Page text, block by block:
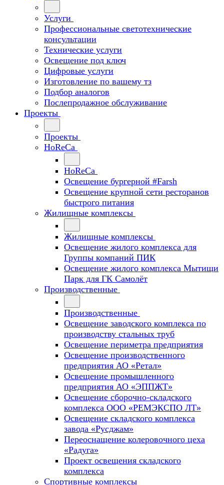
Услуги
Профессиональные светотехнические
консультации
Технические услуги
Освещение под ключ
Цифровые услуги
Изготовление по вашему тз
Подбор аналогов
Послепродажное обслуживание
Проекты
Проекты
HoReCa
HoReCa
Освещение бургерной #Farsh
Освещение крупной сети ресторанов
быстрого питания
Жилищные комплексы
Жилищные комплексы
Освещение жилого комплекса для
Группы компаний ПИК
Освещение жилого комплекса Мытищи
Парк для ГК Самолёт
Производственные
Производственные
Освещение заводского комплекса по
производству стальных труб
Освещение периметра предприятия
Освещение производственного
предприятия АО «Ретал»
Освещение промышленного
предприятия АО «ЭППЖТ»
Освещение сборочно-складского
комплекса ООО «РЕМЭКСПО ЛТ»
Освещение складского комплекса
завода «Русджам»
Переоснащение колеровочного цеха
«Радуга»
Проект освещения складского
комплекса
Спортивные комплексы